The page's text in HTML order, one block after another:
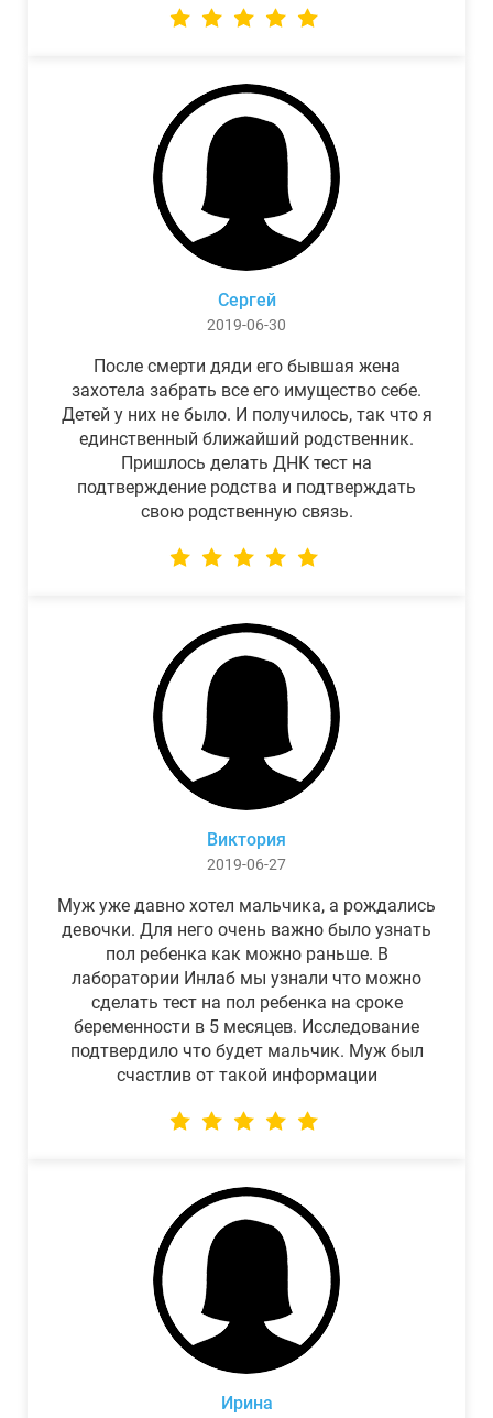
Сергей
2019-06-30
После смерти дяди его бывшая жена
захотела забрать все его имущество себе.
Детей у них не было. И получилось, так что я
единственный ближайший родственник.
Пришлось делать ДНК тест на
подтверждение родства и подтверждать
свою родственную связь.
Виктория
2019-06-27
Муж уже давно хотел мальчика, а рождались
девочки. Для него очень важно было узнать
пол ребенка как можно раньше. В
лаборатории Инлаб мы узнали что можно
сделать тест на пол ребенка на сроке
беременности в 5 месяцев. Исследование
подтвердило что будет мальчик. Муж был
счастлив от такой информации
Ирина